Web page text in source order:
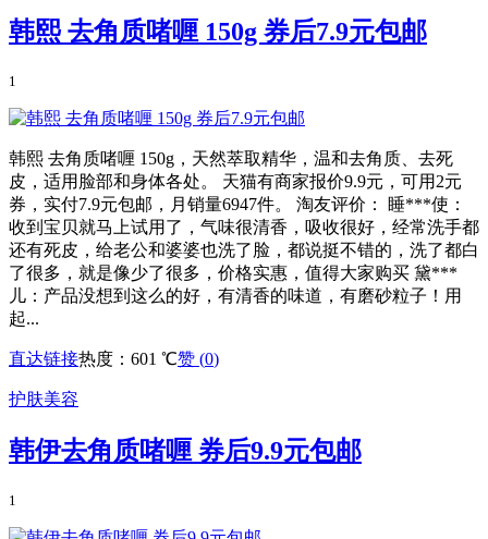
韩熙 去角质啫喱 150g 券后7.9元包邮
1
韩熙 去角质啫喱 150g，天然萃取精华，温和去角质、去死
皮，适用脸部和身体各处。 天猫有商家报价9.9元，可用2元
券，实付7.9元包邮，月销量6947件。 淘友评价： 睡***使：
收到宝贝就马上试用了，气味很清香，吸收很好，经常洗手都
还有死皮，给老公和婆婆也洗了脸，都说挺不错的，洗了都白
了很多，就是像少了很多，价格实惠，值得大家购买 黛***
儿：产品没想到这么的好，有清香的味道，有磨砂粒子！用
起...
直达链接热度：601 ℃赞 (0)
护肤美容
韩伊去角质啫喱 券后9.9元包邮
1